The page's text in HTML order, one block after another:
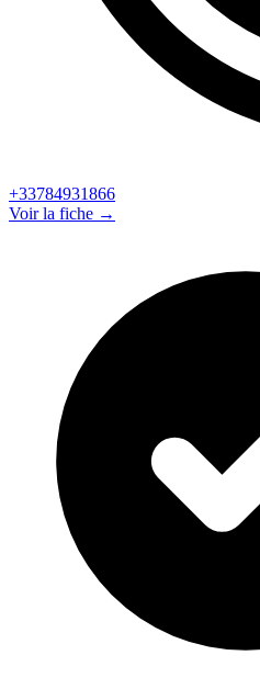
+33784931866
Voir la fiche →